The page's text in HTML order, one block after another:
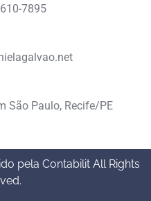
7895
São Paulo, Recife/PE
pela Contabilit All Rights